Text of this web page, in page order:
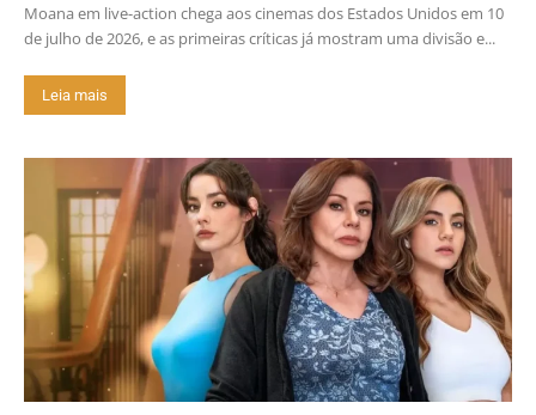
Moana em live-action chega aos cinemas dos Estados Unidos em 10
de julho de 2026, e as primeiras críticas já mostram uma divisão e...
Leia mais